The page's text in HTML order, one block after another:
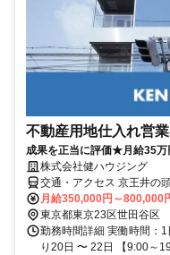
不動産用地仕入れ営
成果を正当に評価★月給35
株式会社健ハウジング
交通・アクセス 京王井の
月給350,000円～800,000
東京都東京23区世田谷区
勤務時間詳細 実働時間：
り20日 〜 22日 【9:00～